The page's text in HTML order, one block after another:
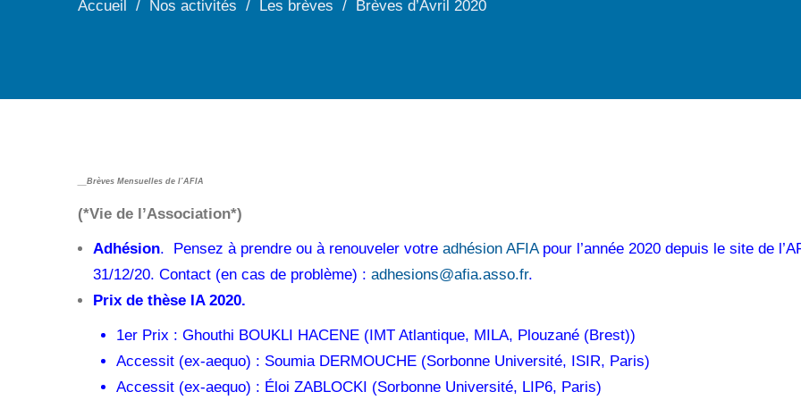
Accueil Nos activités Les brèves Brèves d’Avril 2020
__Brèves Mensuelles de l’AFIA
(*Vie de l’Association*)
Adhésion. Pensez à prendre ou à renouveler votre adhésion AFIApour l’année 2020 depuis le site de
31/12/20. Contact (en cas de problème) : adhesions@afia.asso.fr.
Prix de thèse IA 2020.
1er Prix : Ghouthi BOUKLI HACENE (IMT Atlantique, MILA, Plouzané (Brest))
Accessit (ex-aequo) : Soumia DERMOUCHE (Sorbonne Université, ISIR, Paris)
Accessit (ex-aequo) : Éloi ZABLOCKI (Sorbonne Université, LIP6, Paris)